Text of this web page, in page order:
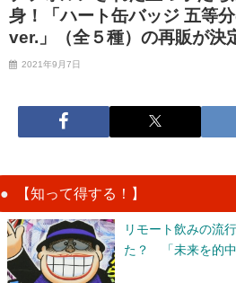
身！「ハート缶バッジ 五等
ver.」（全５種）の再販が決
2021年9月7日
【知って得する！】
リモート飲みの流
た？ 「未来を的